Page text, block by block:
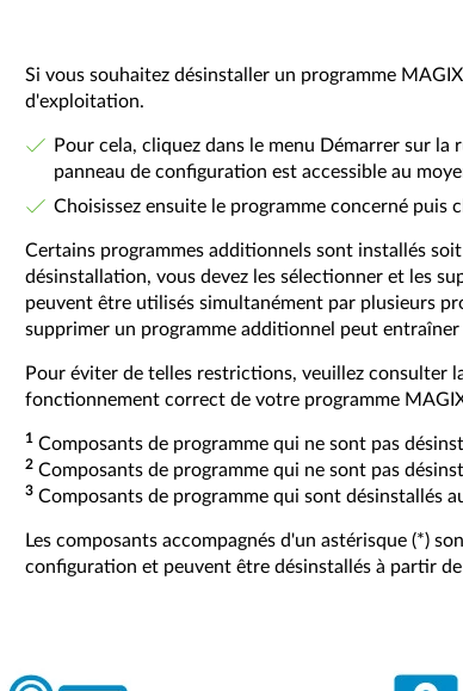
Si vous souhaitez désinstaller un programme
d'exploitation.
Pour cela, cliquez dans le menu Démarrer sur
panneau de configuration est accessible au
Choisissez ensuite le programme concerné puis
Certains programmes additionnels sont installés
désinstallation, vous devez les sélectionner et les
peuvent être utilisés simultanément par plusieurs
supprimer un programme additionnel peut
Pour éviter de telles restrictions, veuillez consulter
fonctionnement correct de votre programme
1 Composants de programme qui ne sont pas
2 Composants de programme qui ne sont pas
3 Composants de programme qui sont désinstallés
Les composants accompagnés d'un astérisque (*)
configuration et peuvent être désinstallés à partir